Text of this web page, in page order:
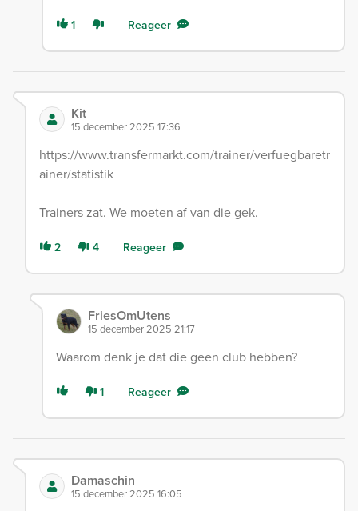
1 Reageer
Kit
15 december 2025 17:36
https://www.transfermarkt.com/trainer/verfuegbaretr
ainer/statistik
Trainers zat. We moeten af van die gek.
2 4 Reageer
FriesOmUtens
15 december 2025 21:17
Waarom denk je dat die geen club hebben?
1 Reageer
Damaschin
15 december 2025 16:05